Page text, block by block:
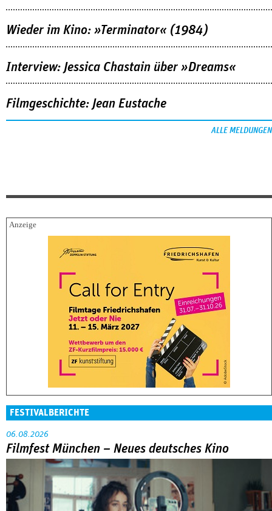
Wieder im Kino: »Terminator« (1984)
Interview: Jessica Chastain über »Dreams«
Filmgeschichte: Jean Eustache
ALLE MELDUNGEN
FESTIVALBERICHTE
06.08.2026
Filmfest München – Neues deutsches Kino